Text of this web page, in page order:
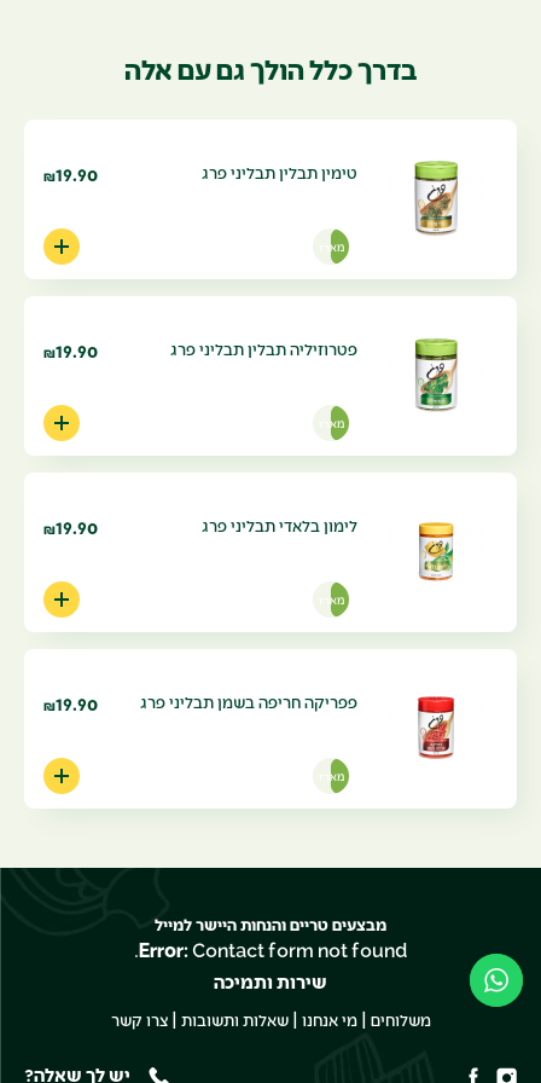
בדרך כלל הולך גם עם אלה
טימין תבלין תבליני פרג ₪19.90
מארז
פטרוזיליה תבלין תבליני פרג ₪19.90
מארז
לימון בלאדי תבליני פרג ₪19.90
מארז
פפריקה חריפה בשמן תבליני פרג ₪19.90
מארז
מבצעים טריים והנחות היישר למייל
Error:Contact form not found.
שירות ותמיכה
משלוחים |מי אנחנו |שאלות ותשובות |צרו קשר
יש לך שאלה?